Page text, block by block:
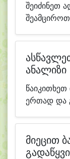
შეიძინეთ
ანალიზი
ერთად და
მიეცით